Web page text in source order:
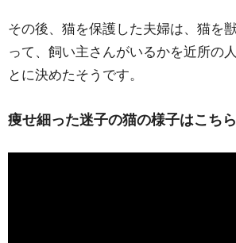
その後、猫を保護した夫婦は、猫を
って、飼い主さんがいるかを近所の
とに決めたそうです。
痩せ細った迷子の猫の様子はこち